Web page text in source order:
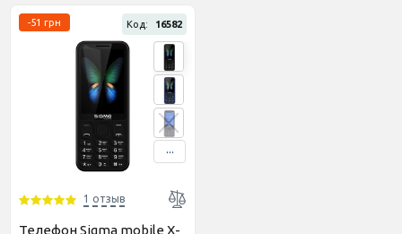
...
Код: 16582
-51 грн
1 отзыв
Телефон Sigma mobile X-